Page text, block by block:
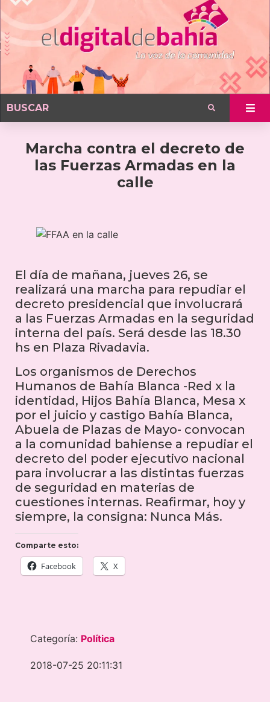
Marcha contra el decreto de
las Fuerzas Armadas en la
calle
El día de mañana, jueves 26, se
realizará una marcha para repudiar el
decreto presidencial que involucrará
a las Fuerzas Armadas en la seguridad
interna del país. Será desde las 18.30
hs en Plaza Rivadavia.
Los organismos de Derechos
Humanos de Bahía Blanca -Red x la
identidad, Hijos Bahía Blanca, Mesa x
por el juicio y castigo Bahía Blanca,
Abuela de Plazas de Mayo- convocan
a la comunidad bahiense a repudiar el
decreto del poder ejecutivo nacional
para involucrar a las distintas fuerzas
de seguridad en materias de
cuestiones internas. Reafirmar, hoy y
siempre, la consigna: Nunca Más.
Comparte esto:
Facebook X
Categoría: Política
2018-07-25 20:11:31